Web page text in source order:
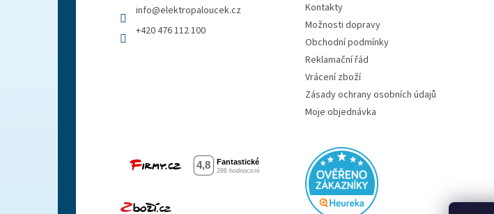
info@elektropaloucek.cz
+420 476 112 100
Kontakty
Možnosti dopravy
Obchodní podmínky
Reklamační řád
Vrácení zboží
Zásady ochrany osobních údajů
Moje objednávka